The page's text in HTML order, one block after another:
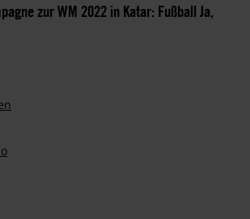
zur WM 2022 in Katar: Fußball Ja,